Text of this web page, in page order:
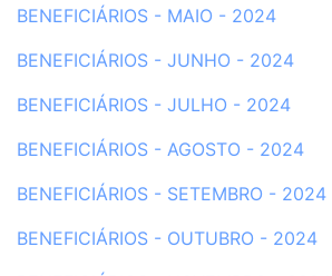
BENEFICIÁRIOS - MAIO - 2024
BENEFICIÁRIOS - JUNHO - 2024
BENEFICIÁRIOS - JULHO - 2024
BENEFICIÁRIOS - AGOSTO - 2024
BENEFICIÁRIOS - SETEMBRO - 2024
BENEFICIÁRIOS - OUTUBRO - 2024